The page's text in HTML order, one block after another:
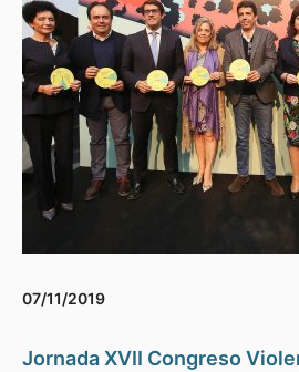
07/11/2019
Jornada XVII Congreso